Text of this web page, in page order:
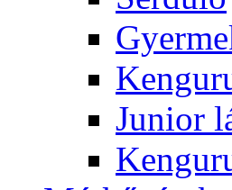
Junior